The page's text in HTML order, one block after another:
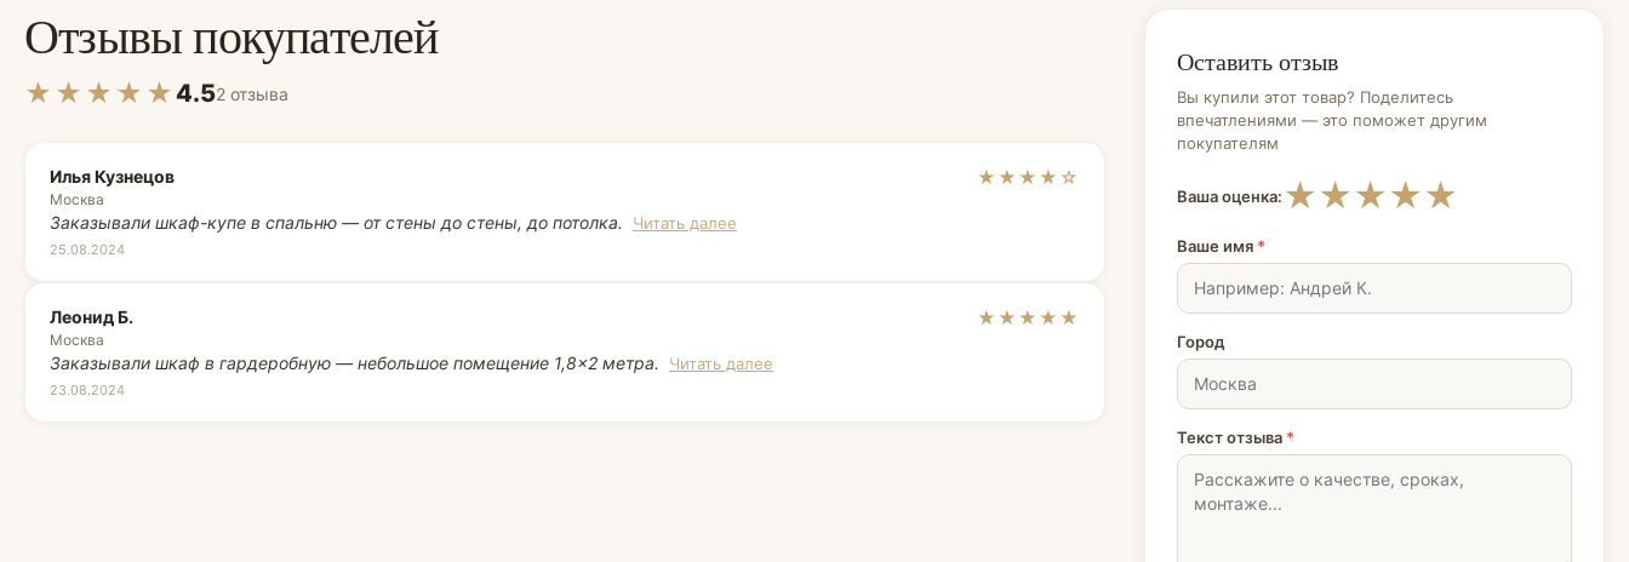
Отзывы покупателей
★★★★★4.52 отзыва
Илья Кузнецов
Москва
★★★★☆
Заказывали шкаф-купе в спальню — от стены до стены, до потолка. Читать далее
25.08.2024
Леонид Б.
Москва
★★★★★
Заказывали шкаф в гардеробную — небольшое помещение 1,8×2 метра. Читать далее
23.08.2024
Оставить отзыв
Вы купили этот товар? Поделитесь
впечатлениями — это поможет другим
покупателям
Ваша оценка: ★
★
★
★
★
Ваше имя *
Город
Текст отзыва *